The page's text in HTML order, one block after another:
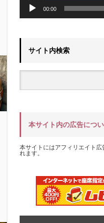
00:00
サイト内検索
本サイト内の広告につ
本サイトにはアフィリエイト広
れます。